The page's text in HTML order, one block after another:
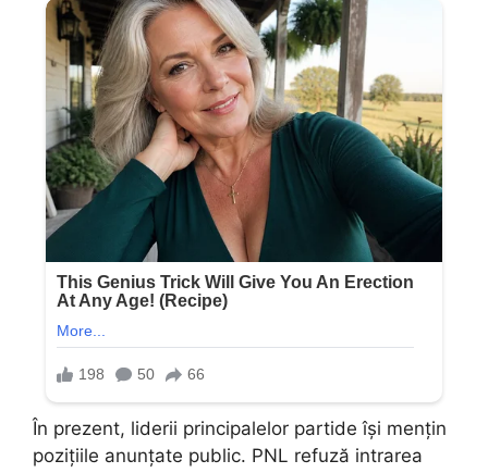
În prezent, liderii principalelor partide își mențin
pozițiile anunțate public. PNL refuză intrarea